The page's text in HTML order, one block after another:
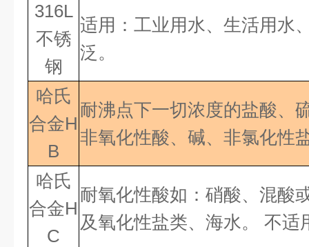
316L
不锈
钢
适用：工业用水、生活用水
泛。
哈氏
合金H
B
耐沸点下一切浓度的盐酸、
非氧化性酸、碱、非氯化性
哈氏
合金H
C
耐氧化性酸如：硝酸、混酸
及氧化性盐类、海水。
不适